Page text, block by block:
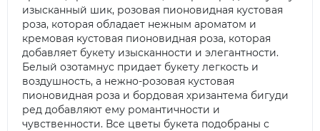
изысканный шик, розовая пионовидная кустовая
роза, которая обладает нежным ароматом и
кремовая кустовая пионовидная роза, которая
добавляет букету изысканности и элегантности.
Белый озотамнус придает букету легкость и
воздушность, а нежно-розовая кустовая
пионовидная роза и бордовая хризантема бигуди
ред добавляют ему романтичности и
чувственности. Все цветы букета подобраны с